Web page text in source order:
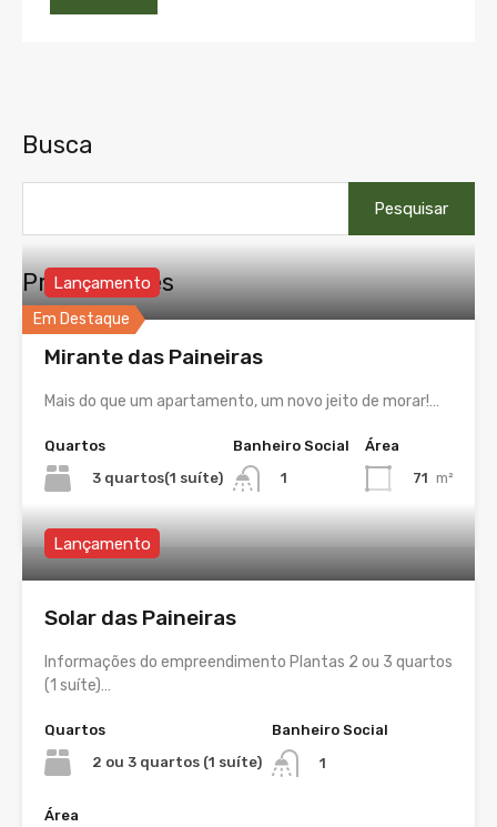
Busca
por:
Propriedades
Em Destaque
Lançamento
Mirante das Paineiras
Mais do que um apartamento, um novo jeito de morar!…
Quartos
3 quartos(1 suíte)
Banheiro Social
1
Área
71 m²
Lançamento
Solar das Paineiras
Informações do empreendimento Plantas 2 ou 3 quartos
(1 suíte)…
Quartos
2 ou 3 quartos (1 suíte)
Banheiro Social
1
Área